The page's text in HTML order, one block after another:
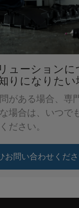
ューションに
りになりたい
がある場合、専
場合は、いつで
ださい。
お問い合わせくださ